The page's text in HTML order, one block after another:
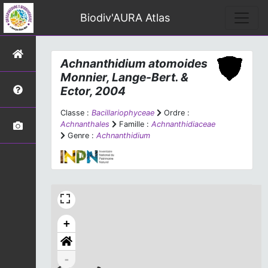
Biodiv'AURA Atlas
Achnanthidium atomoides
Monnier, Lange-Bert. &
Ector, 2004
Classe : Bacillariophyceae
Ordre :
Achnanthales
Famille : Achnanthidiaceae
Genre : Achnanthidium
+
-